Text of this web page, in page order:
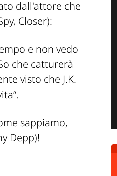
dall'attore che
Closer):
e non vedo
che catturerà
visto che J.K.
“.
sappiamo,
Depp)!